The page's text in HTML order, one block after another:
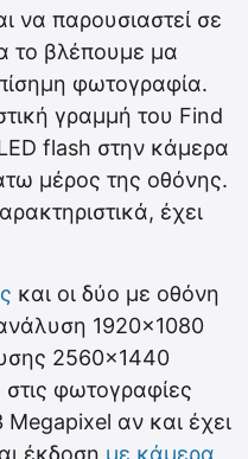
να παρουσιαστεί σε
το βλέπουμε μα
φωτογραφία.
γραμμή του Find
flash στην κάμερα
μέρος της οθόνης.
έχει
και οι δύο με οθόνη
1920×1080
2560×1440
φωτογραφίες
Megapixel αν και έχει
έκδοση με κάμερα